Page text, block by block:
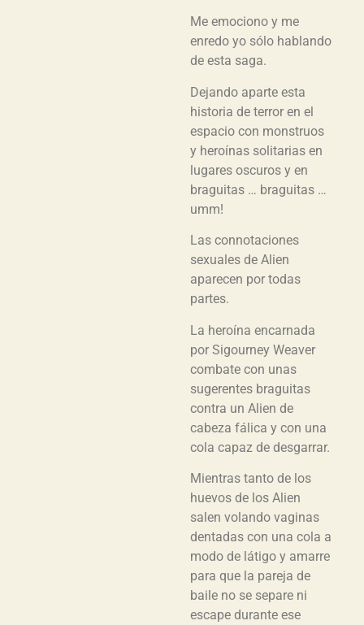
Me emociono y me
enredo yo sólo hablando
de esta saga.
Dejando aparte esta
historia de terror en el
espacio con monstruos
y heroínas solitarias en
lugares oscuros y en
braguitas … braguitas …
umm!
Las connotaciones
sexuales de Alien
aparecen por todas
partes.
La heroína encarnada
por Sigourney Weaver
combate con unas
sugerentes braguitas
contra un Alien de
cabeza fálica y con una
cola capaz de desgarrar.
Mientras tanto de los
huevos de los Alien
salen volando vaginas
dentadas con una cola a
modo de látigo y amarre
para que la pareja de
baile no se separe ni
escape durante ese